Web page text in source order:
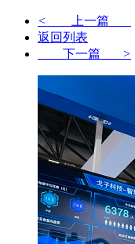
< 上一篇
返回列表
下一篇 >